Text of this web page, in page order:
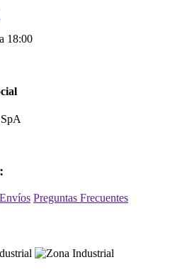
18:00
Preguntas Frecuentes